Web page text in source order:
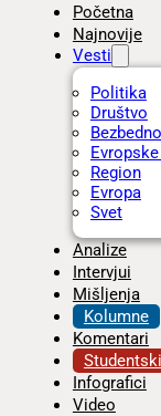
Početna
Najnovije
Vesti
Politika
Društvo
Region
Evropa
Svet
Analize
Intervjui
Mišljenja
Kolumne
Komentari
Infografici
Video